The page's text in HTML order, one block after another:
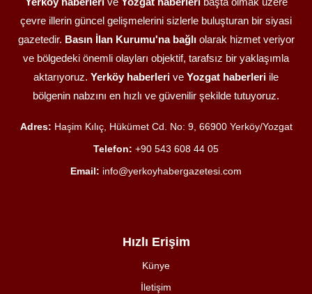
çevre illerin güncel gelişmelerini sizlerle buluşturan bir siyasi
gazetedir. Basın İlan Kurumu'na bağlıolarak hizmet veriyor
ve bölgedeki önemli olayları objektif, tarafsız bir yaklaşımla
aktarıyoruz. Yerköy haberleri ve Yozgat haberleri ile
bölgenin nabzını en hızlı ve güvenilir şekilde tutuyoruz.
Adres: Haşim Kılıç, Hükümet Cd. No: 9, 66900 Yerköy/Yozgat
Telefon: +90 543 608 44 05
Email: info@yerkoyhabergazetesi.com
Hızlı Erişim
Künye
İletişim